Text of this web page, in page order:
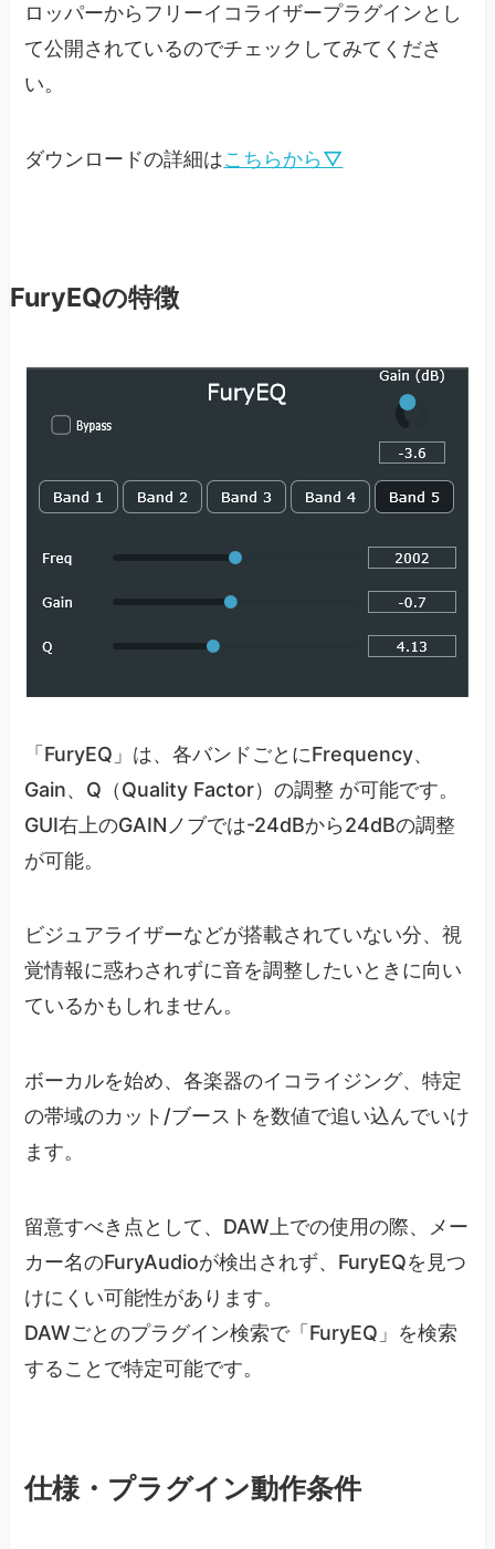
ロッパーからフリーイコライザープラグインとし
て公開されているのでチェックしてみてくださ
い。
ダウンロードの詳細はこちらから▽
FuryEQの特徴
「FuryEQ」は、各バンドごとにFrequency、
Gain、Q（Quality Factor）の調整 が可能です。
GUI右上のGAINノブでは-24dBから24dBの調整
が可能。
ビジュアライザーなどが搭載されていない分、視
覚情報に惑わされずに音を調整したいときに向い
ているかもしれません。
ボーカルを始め、各楽器のイコライジング、特定
の帯域のカット/ブーストを数値で追い込んでいけ
ます。
留意すべき点として、DAW上での使用の際、メー
カー名のFuryAudioが検出されず、FuryEQを見つ
けにくい可能性があります。
DAWごとのプラグイン検索で「FuryEQ」を検索
することで特定可能です。
仕様・プラグイン動作条件